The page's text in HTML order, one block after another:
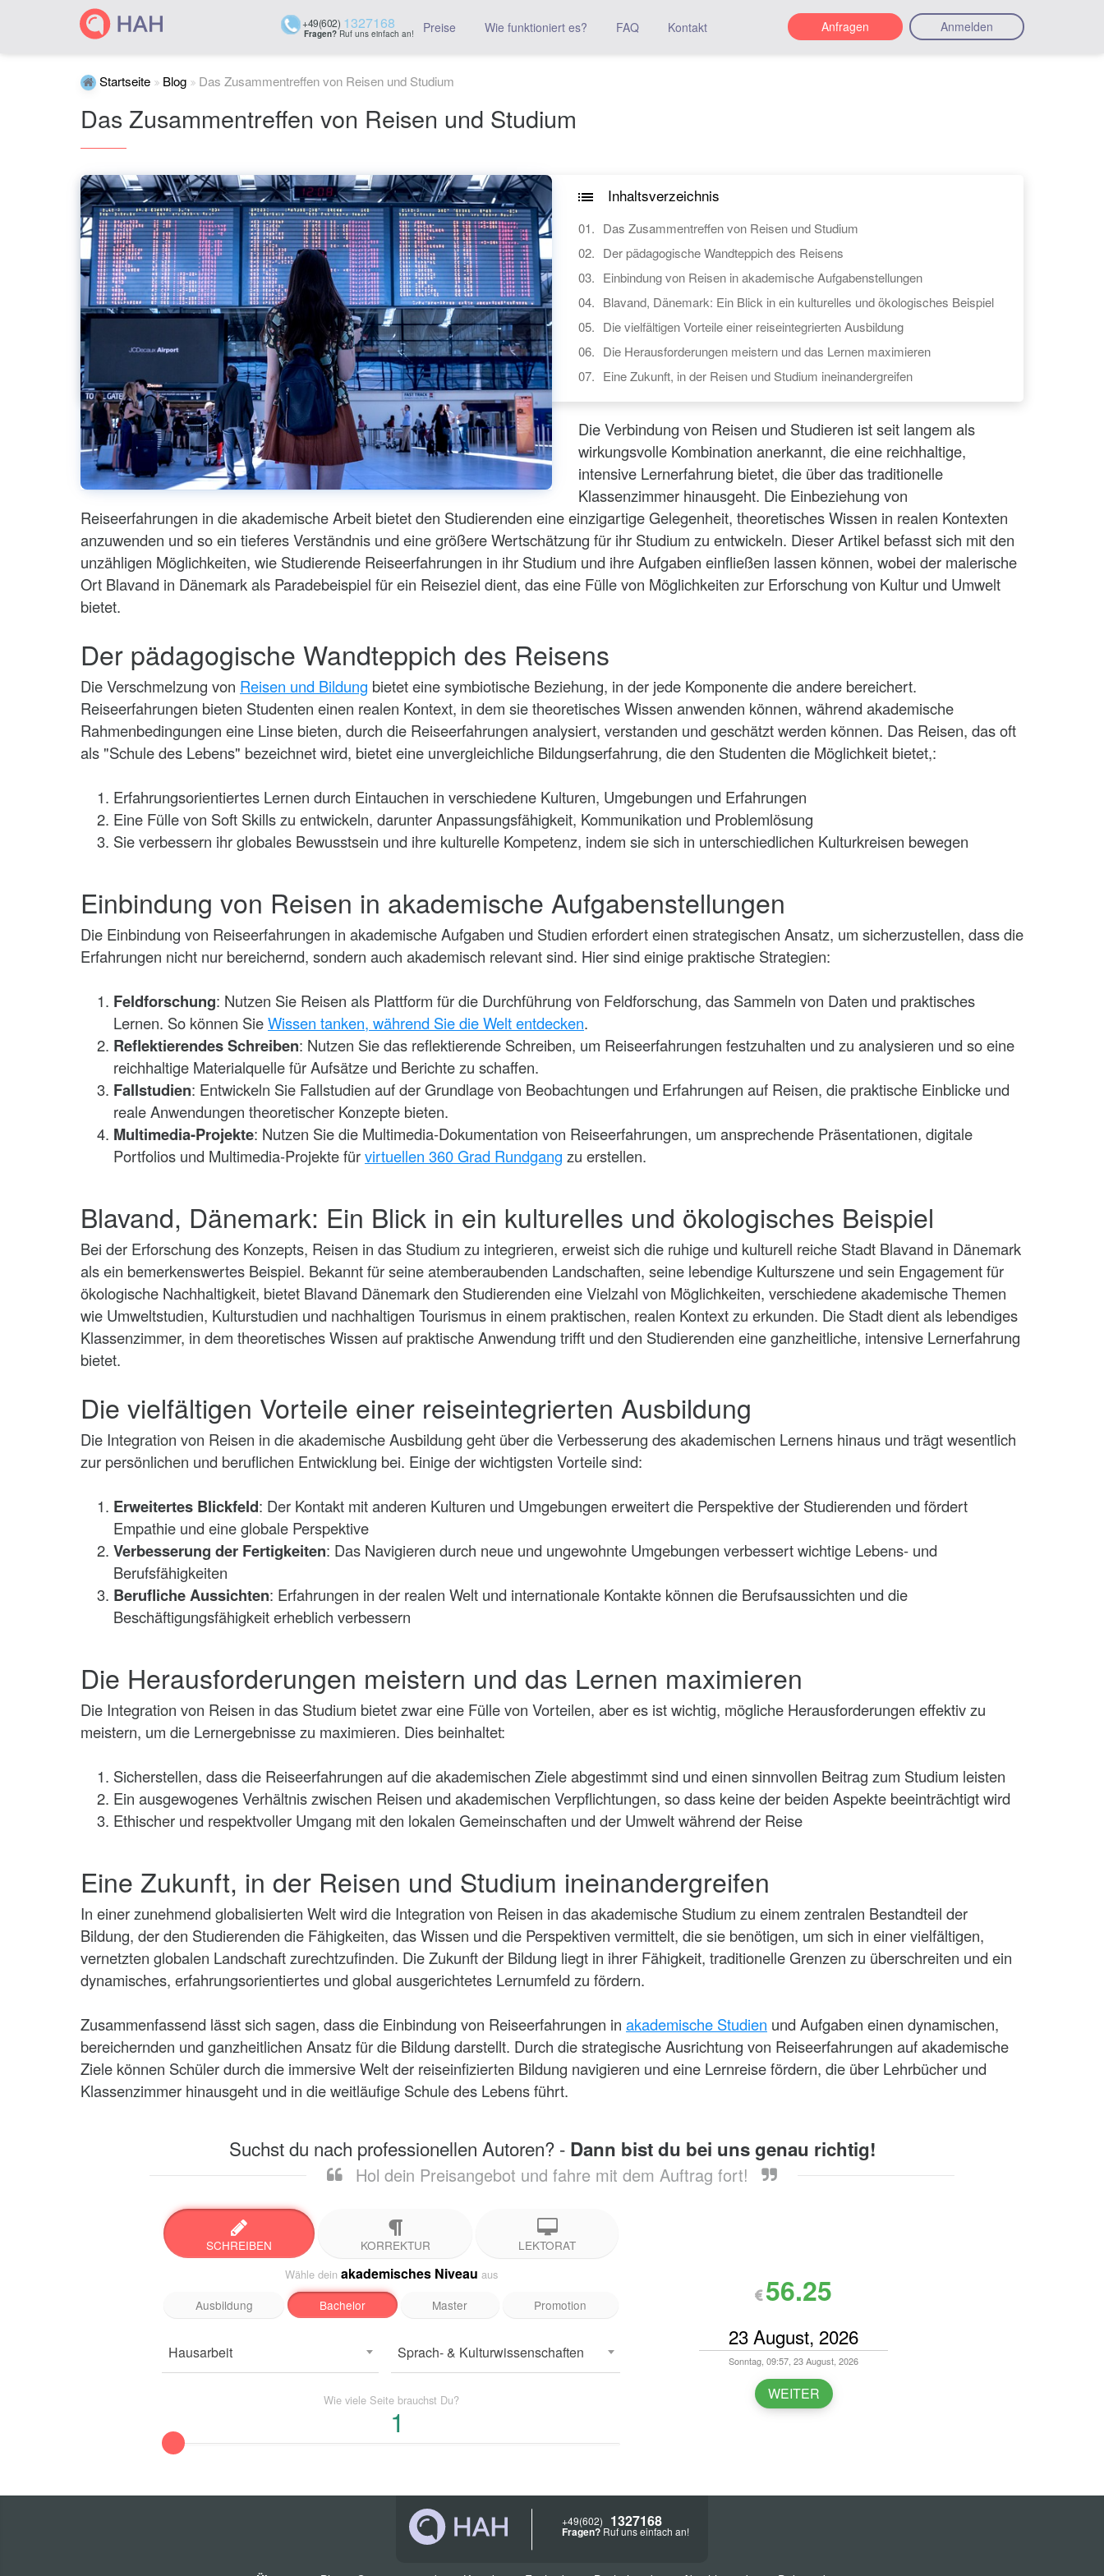
+49(602) 1327168
Fragen?Ruf uns einfach an! Preise Wie funktioniert es? FAQ Kontakt Anfragen Anmelden
Startseite Blog Das Zusammentreffen von Reisen und Studium
Das Zusammentreffen von Reisen und Studium
Inhaltsverzeichnis
Das Zusammentreffen von Reisen und Studium
Der pädagogische Wandteppich des Reisens
Einbindung von Reisen in akademische Aufgabenstellungen
Blavand, Dänemark: Ein Blick in ein kulturelles und ökologisches Beispiel
Die vielfältigen Vorteile einer reiseintegrierten Ausbildung
Die Herausforderungen meistern und das Lernen maximieren
Eine Zukunft, in der Reisen und Studium ineinandergreifen
Die Verbindung von Reisen und Studieren ist seit langem als
wirkungsvolle Kombination anerkannt, die eine reichhaltige,
intensive Lernerfahrung bietet, die über das traditionelle
Klassenzimmer hinausgeht. Die Einbeziehung von
Reiseerfahrungen in die akademische Arbeit bietet den Studierenden eine einzigartige Gelegenheit, theoretisches Wissen in realen Kontexten
anzuwenden und so ein tieferes Verständnis und eine größere Wertschätzung für ihr Studium zu entwickeln. Dieser Artikel befasst sich mit den
unzähligen Möglichkeiten, wie Studierende Reiseerfahrungen in ihr Studium und ihre Aufgaben einfließen lassen können, wobei der malerische
Ort Blavand in Dänemark als Paradebeispiel für ein Reiseziel dient, das eine Fülle von Möglichkeiten zur Erforschung von Kultur und Umwelt
bietet.
Der pädagogische Wandteppich des Reisens
Die Verschmelzung von Reisen und Bildung bietet eine symbiotische Beziehung, in der jede Komponente die andere bereichert.
Reiseerfahrungen bieten Studenten einen realen Kontext, in dem sie theoretisches Wissen anwenden können, während akademische
Rahmenbedingungen eine Linse bieten, durch die Reiseerfahrungen analysiert, verstanden und geschätzt werden können. Das Reisen, das oft
als "Schule des Lebens" bezeichnet wird, bietet eine unvergleichliche Bildungserfahrung, die den Studenten die Möglichkeit bietet,:
Erfahrungsorientiertes Lernen durch Eintauchen in verschiedene Kulturen, Umgebungen und Erfahrungen
Eine Fülle von Soft Skills zu entwickeln, darunter Anpassungsfähigkeit, Kommunikation und Problemlösung
Sie verbessern ihr globales Bewusstsein und ihre kulturelle Kompetenz, indem sie sich in unterschiedlichen Kulturkreisen bewegen
Einbindung von Reisen in akademische Aufgabenstellungen
Die Einbindung von Reiseerfahrungen in akademische Aufgaben und Studien erfordert einen strategischen Ansatz, um sicherzustellen, dass die
Erfahrungen nicht nur bereichernd, sondern auch akademisch relevant sind. Hier sind einige praktische Strategien:
Feldforschung: Nutzen Sie Reisen als Plattform für die Durchführung von Feldforschung, das Sammeln von Daten und praktisches
Lernen. So können SieWissen tanken, während Sie die Welt entdecken.
Reflektierendes Schreiben: Nutzen Sie das reflektierende Schreiben, um Reiseerfahrungen festzuhalten und zu analysieren und so eine
reichhaltige Materialquelle für Aufsätze und Berichte zu schaffen.
Fallstudien: Entwickeln Sie Fallstudien auf der Grundlage von Beobachtungen und Erfahrungen auf Reisen, die praktische Einblicke und
reale Anwendungen theoretischer Konzepte bieten.
Multimedia-Projekte: Nutzen Sie die Multimedia-Dokumentation von Reiseerfahrungen, um ansprechende Präsentationen, digitale
Portfolios und Multimedia-Projekte fürvirtuellen 360 Grad Rundgang zu erstellen.
Blavand, Dänemark: Ein Blick in ein kulturelles und ökologisches Beispiel
Bei der Erforschung des Konzepts, Reisen in das Studium zu integrieren, erweist sich die ruhige und kulturell reiche Stadt Blavand in Dänemark
als ein bemerkenswertes Beispiel. Bekannt für seine atemberaubenden Landschaften, seine lebendige Kulturszene und sein Engagement für
ökologische Nachhaltigkeit, bietet Blavand Dänemark den Studierenden eine Vielzahl von Möglichkeiten, verschiedene akademische Themen
wie Umweltstudien, Kulturstudien und nachhaltigen Tourismus in einem praktischen, realen Kontext zu erkunden. Die Stadt dient als lebendiges
Klassenzimmer, in dem theoretisches Wissen auf praktische Anwendung trifft und den Studierenden eine ganzheitliche, intensive Lernerfahrung
bietet.
Die vielfältigen Vorteile einer reiseintegrierten Ausbildung
Die Integration von Reisen in die akademische Ausbildung geht über die Verbesserung des akademischen Lernens hinaus und trägt wesentlich
zur persönlichen und beruflichen Entwicklung bei. Einige der wichtigsten Vorteile sind:
Erweitertes Blickfeld: Der Kontakt mit anderen Kulturen und Umgebungen erweitert die Perspektive der Studierenden und fördert
Empathie und eine globale Perspektive
Verbesserung der Fertigkeiten: Das Navigieren durch neue und ungewohnte Umgebungen verbessert wichtige Lebens- und
Berufsfähigkeiten
Berufliche Aussichten: Erfahrungen in der realen Welt und internationale Kontakte können die Berufsaussichten und die
Beschäftigungsfähigkeit erheblich verbessern
Die Herausforderungen meistern und das Lernen maximieren
Die Integration von Reisen in das Studium bietet zwar eine Fülle von Vorteilen, aber es ist wichtig, mögliche Herausforderungen effektiv zu
meistern, um die Lernergebnisse zu maximieren. Dies beinhaltet:
Sicherstellen, dass die Reiseerfahrungen auf die akademischen Ziele abgestimmt sind und einen sinnvollen Beitrag zum Studium leisten
Ein ausgewogenes Verhältnis zwischen Reisen und akademischen Verpflichtungen, so dass keine der beiden Aspekte beeinträchtigt wird
Ethischer und respektvoller Umgang mit den lokalen Gemeinschaften und der Umwelt während der Reise
Eine Zukunft, in der Reisen und Studium ineinandergreifen
In einer zunehmend globalisierten Welt wird die Integration von Reisen in das akademische Studium zu einem zentralen Bestandteil der
Bildung, der den Studierenden die Fähigkeiten, das Wissen und die Perspektiven vermittelt, die sie benötigen, um sich in einer vielfältigen,
vernetzten globalen Landschaft zurechtzufinden. Die Zukunft der Bildung liegt in ihrer Fähigkeit, traditionelle Grenzen zu überschreiten und ein
dynamisches, erfahrungsorientiertes und global ausgerichtetes Lernumfeld zu fördern.
Zusammenfassend lässt sich sagen, dass die Einbindung von Reiseerfahrungen in akademische Studien und Aufgaben einen dynamischen,
bereichernden und ganzheitlichen Ansatz für die Bildung darstellt. Durch die strategische Ausrichtung von Reiseerfahrungen auf akademische
Ziele können Schüler durch die immersive Welt der reiseinfizierten Bildung navigieren und eine Lernreise fördern, die über Lehrbücher und
Klassenzimmer hinausgeht und in die weitläufige Schule des Lebens führt.
Suchst du nach professionellen Autoren? - Dann bist du bei uns genau richtig!
Hol dein Preisangebot und fahre mit dem Auftrag fort!
SCHREIBEN KORREKTUR LEKTORAT
Wähle dein akademisches Niveau aus
Ausbildung Bachelor Master Promotion
Hausarbeit Sprach- & Kulturwissenschaften
Wie viele Seitebrauchst Du?
56.25
Sonntag, 09:57, 23 August, 2026
WEITER
+49(602) 1327168
Fragen?Ruf uns einfach an!